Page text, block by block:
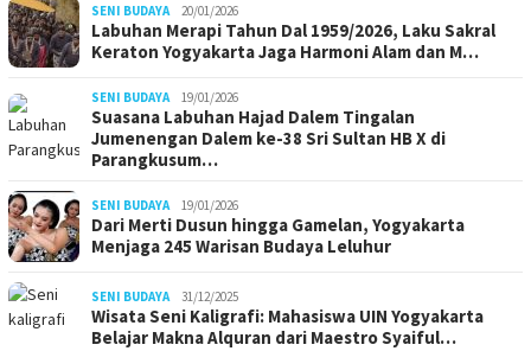
SENI BUDAYA 20/01/2026
Labuhan Merapi Tahun Dal 1959/2026, Laku Sakral
Keraton Yogyakarta Jaga Harmoni Alam dan M…
SENI BUDAYA 19/01/2026
Suasana Labuhan Hajad Dalem Tingalan
Jumenengan Dalem ke-38 Sri Sultan HB X di
Parangkusum…
SENI BUDAYA 19/01/2026
Dari Merti Dusun hingga Gamelan, Yogyakarta
Menjaga 245 Warisan Budaya Leluhur
SENI BUDAYA 31/12/2025
Wisata Seni Kaligrafi: Mahasiswa UIN Yogyakarta
Belajar Makna Alquran dari Maestro Syaiful…